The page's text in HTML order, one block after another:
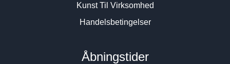
Kunst Til Virksomhed
Handelsbetingelser
Åbningstider